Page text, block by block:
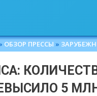
ОБЗОР ПРЕССЫ »
5